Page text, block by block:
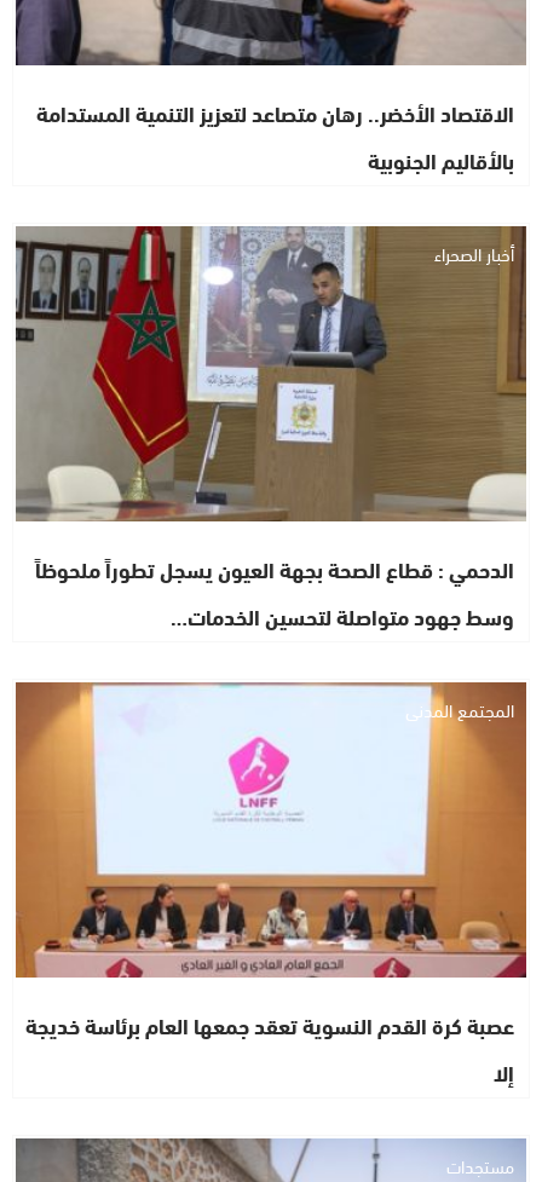
الاقتصاد الأخضر.. رهان متصاعد لتعزيز التنمية المستدامة
بالأقاليم الجنوبية
أخبار الصحراء
الدحمي : قطاع الصحة بجهة العيون يسجل تطوراً ملحوظاً
وسط جهود متواصلة لتحسين الخدمات…
المجتمع المدني
عصبة كرة القدم النسوية تعقد جمعها العام برئاسة خديجة
إلا
مستجدات